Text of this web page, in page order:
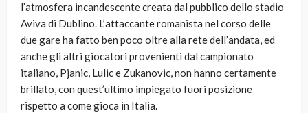
l’atmosfera incandescente creata dal pubblico dello stadio
Aviva di Dublino. L’attaccante romanista nel corso delle
due gare ha fatto ben poco oltre alla rete dell’andata, ed
anche gli altri giocatori provenienti dal campionato
italiano, Pjanic, Lulic e Zukanovic, non hanno certamente
brillato, con quest’ultimo impiegato fuori posizione
rispetto a come gioca in Italia.